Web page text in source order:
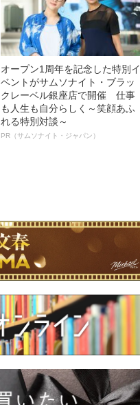
オープン1周年を記念した特別イ
ベントがサムソナイト・ブラッ
クレーベル銀座店で開催 仕事
も人生も自分らしく～笑顔あふ
れる特別対談～
PR（サムソナイト・ジャパン）